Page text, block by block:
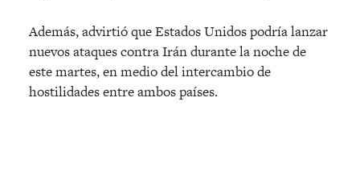
Además, advirtió que Estados Unidos podría lanzar
nuevos ataques contra Irán durante la noche de
este martes, en medio del intercambio de
hostilidades entre ambos países.